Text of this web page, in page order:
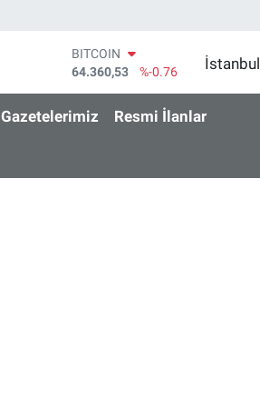
BITCOIN
64.360,53
%-0.76
47,7069
%0.17
EURO
64,1897
%0.02
İstanbul
Gazetelerimiz Resmi İlanlar